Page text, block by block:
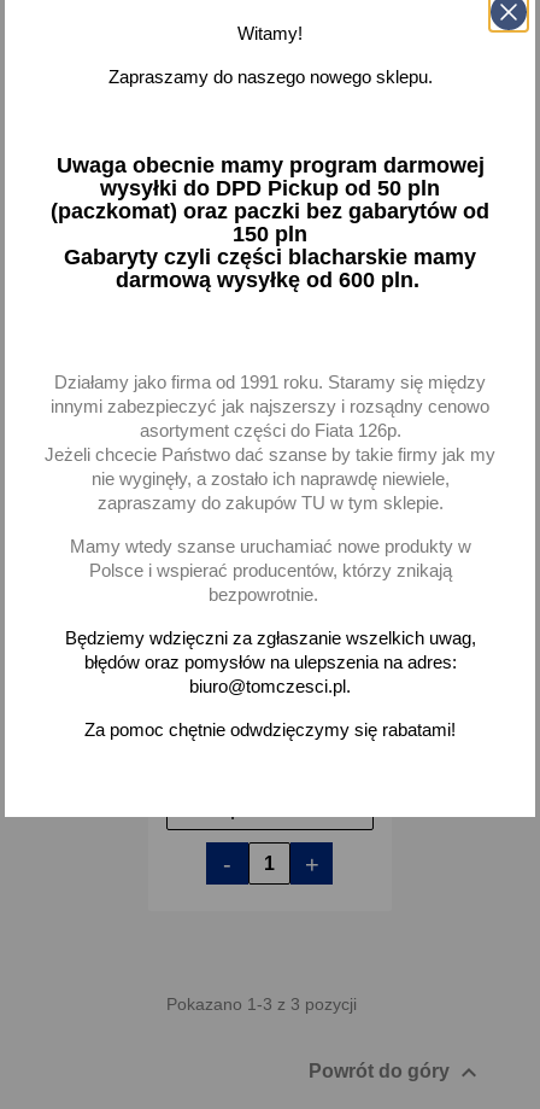
Ściągaczka do wody
VIRAGE top dry
8,07 zł brutto
Dodaj
K2 Ściągaczka sylikonowa
do wody 30 cm
40,55 zł brutto
Dodaj
Teleskopowa myjka do
21,27 zł brutto
- +
favorite_border
Pokazano 1-3 z 3 pozycji
Powrót do góry 
Witamy!
Zapraszamy do naszego nowego sklepu.
Uwaga obecnie mamy program darmowej
wysyłki do DPD Pickup od 50 pln
(paczkomat) oraz paczki bez gabarytów od
150 pln
Gabaryty czyli części blacharskie mamy
darmową wysyłkę od 600 pln.
Działamy jako firma od 1991 roku. Staramy się między
innymi zabezpieczyć jak najszerszy i rozsądny cenowo
asortyment części do Fiata 126p.
Jeżeli chcecie Państwo dać szanse by takie firmy jak my
nie wyginęły, a zostało ich naprawdę niewiele,
zapraszamy do zakupów TU w tym sklepie.
Mamy wtedy szanse uruchamiać nowe produkty w
Polsce i wspierać producentów, którzy znikają
bezpowrotnie.
Będziemy wdzięczni za zgłaszanie wszelkich uwag,
błędów oraz pomysłów na ulepszenia na adres:
biuro@tomczesci.pl.
Za pomoc chętnie odwdzięczymy się rabatami!